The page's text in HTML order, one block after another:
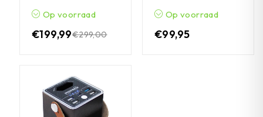
Op voorraad
€299,00
€199,99
Op voorraad
€99,95